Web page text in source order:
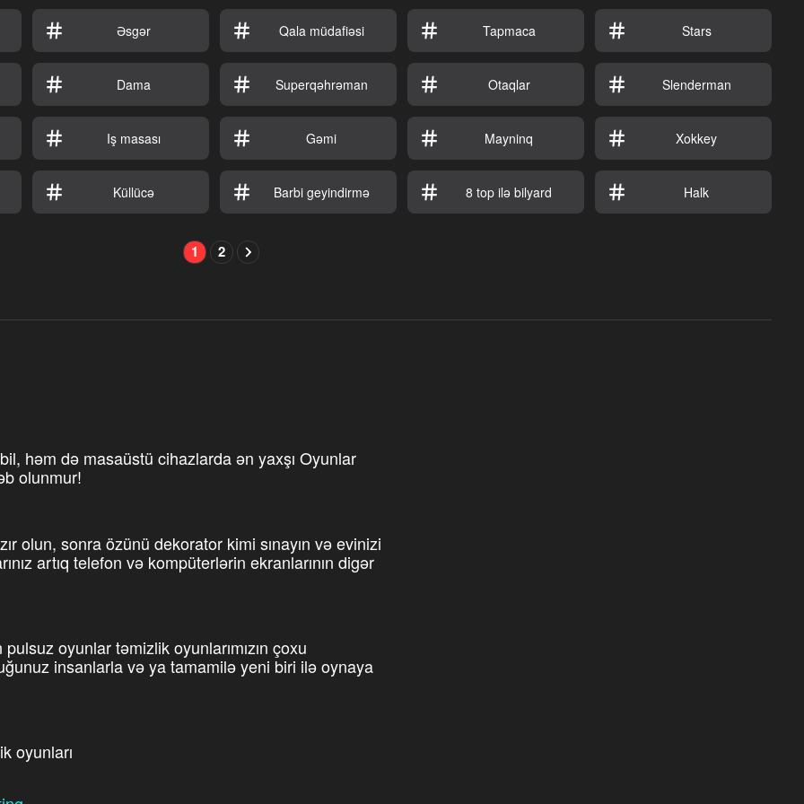
Əsgər Qala müdafiəsi Tapmaca Stars
Dama Superqəhrəman Otaqlar Slenderman
Iş masası Gəmi Mayninq Xokkey
Küllücə Barbi geyindirmə 8 top ilə bilyard Halk
1 2
həm də masaüstü cihazlarda ən yaxşı Oyunlar
olunmur!
olun, sonra özünü dekorator kimi sınayın və evinizi
artıq telefon və kompüterlərin ekranlarının digər
oyunlar təmizlik oyunlarımızın çoxu
insanlarla və ya tamamilə yeni biri ilə oynaya
oyunları